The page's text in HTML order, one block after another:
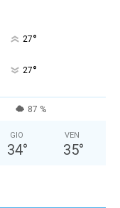
27°
27°
87 %
GIO
34°
VEN
35°